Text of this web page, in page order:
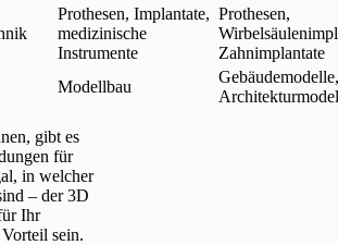
Prothesen, Implantate,
medizinische
Instrumente
Prothesen,
Zahnimplantate
Modellbau
Gebäudemodelle,
gibt es
für
in welcher
– der 3D
Ihr
sein.